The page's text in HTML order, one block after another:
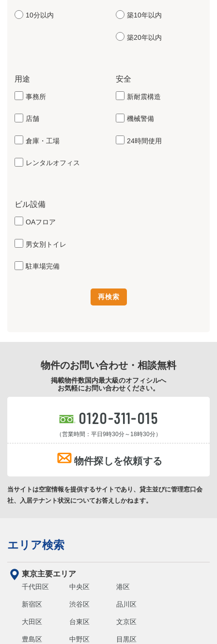
10分以内 築10年以内
築20年以内
用途
事務所
店舗
倉庫・工場
レンタルオフィス
安全
新耐震構造
機械警備
24時間使用
ビル設備
OAフロア
男女別トイレ
駐車場完備
物件のお問い合わせ・相談無料
掲載物件数国内最大級のオフィシルへ
お気軽にお問い合わせください。
0120-311-015
（営業時間：平日9時30分～18時30分）
物件探しを依頼する
当サイトは空室情報を提供するサイトであり、貸主並びに管理窓口会
社、入居テナント状況についてお答えしかねます。
エリア検索
東京主要エリア
千代田区 中央区 港区
新宿区 渋谷区 品川区
大田区 台東区 文京区
豊島区 中野区 目黒区